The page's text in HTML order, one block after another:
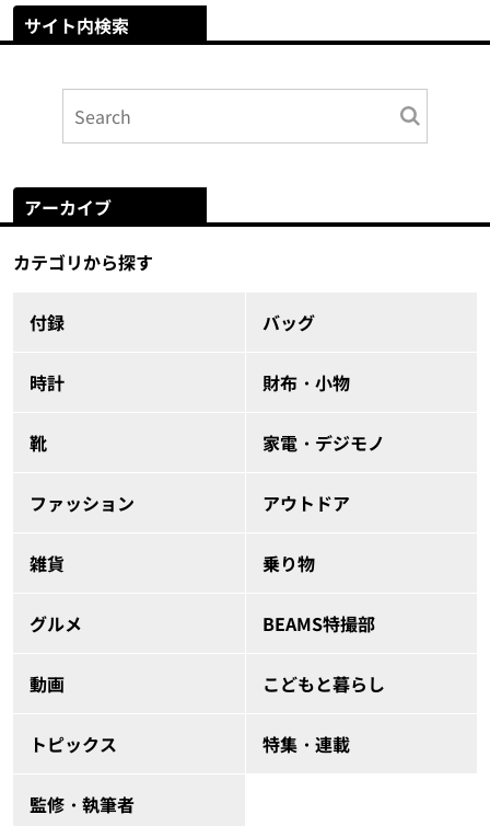
サイト内検索
アーカイブ
カテゴリから探す
付録 バッグ
時計 財布・小物
靴 家電・デジモノ
ファッション アウトドア
雑貨 乗り物
グルメ BEAMS特撮部
動画 こどもと暮らし
トピックス 特集・連載
監修・執筆者